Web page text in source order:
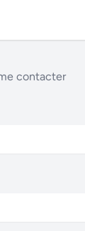
contacter